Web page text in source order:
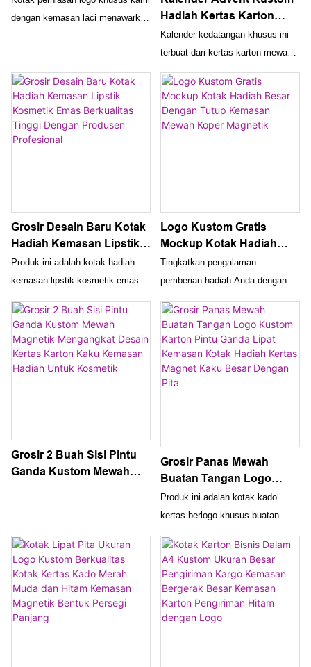
Perhiasan Mewah
dengan kemasan laci menawarkan
memamerkan perhiasan berharga
Anda. Desain berkualitas tinggi
dan logo yang dapat disesuaikan
menjadikannya tambahan
sempurna untuk koleksi perhiasan
Hadiah Kertas Karton
Mewah Kosong Kemasan
Kosmetik Kecantikan
Kalender Advent Natal
Kalender kedatangan khusus ini
terbuat dari kertas karton mewah
dan dirancang sebagai kemasan
kado yang sempurna untuk produk
kecantikan dan kosmetik. Dengan
hitungan mundur menuju Natal,
Grosir Desain Baru Kotak
Hadiah Kemasan Lipstik
Kosmetik Emas
Berkualitas Tinggi
Profesional
Produk ini adalah kotak hadiah
kemasan lipstik kosmetik emas
distribusi grosir. Ini diproduksi oleh
perusahaan profesional yang
terkenal dengan keahliannya
dalam menciptakan solusi
Logo Kustom Gratis
Mockup Kotak Hadiah
Besar Dengan Tutup
Kemasan Mewah Koper
Tingkatkan pengalaman
pemberian hadiah Anda dengan
logo khusus ini. Didesain dengan
kemasan dan tutup koper
magnetis yang mewah,
menambah sentuhan kecanggihan
dan keanggunan pada hadiah apa
Grosir 2 Buah Sisi Pintu
Ganda Kustom Mewah
Untuk Kosmetik
Grosir Panas Mewah
Buatan Tangan Logo
Kustom Karton Pintu
Ganda Lipat Kemasan
Magnet Kaku Besar
Dengan Pita
Produk ini adalah kotak kado
kertas berlogo khusus buatan
ganda, penutup magnet kaku, dan
kemasan pita. Ini sempurna untuk
bisnis yang ingin memamerkan
produk mereka dengan cara yang
mewah dan profesional